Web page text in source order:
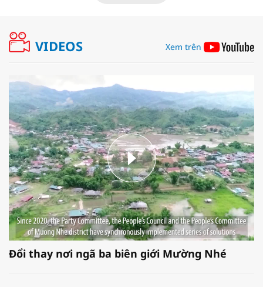
VIDEOS Xem trên
Đổi thay nơi ngã ba biên giới Mường Nhé